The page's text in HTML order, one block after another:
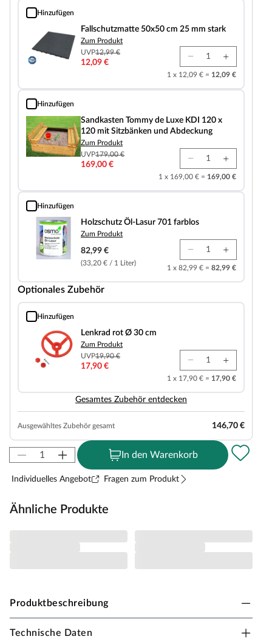
Hinzufügen
Fallschutzmatte 50x50 cm 25 mm stark
Fallschutzmatte 50x50 cm 25 mm stark
Zum Produkt
UVP12,99 €
12,09 €
1 x 12,09 € = 12,09 €
Hinzufügen
Sandkasten Tommy de Luxe KDI 120 x 120 mit Sitzbänken und Abdeckung
Sandkasten Tommy de Luxe KDI 120 x
120 mit Sitzbänken und Abdeckung
Zum Produkt
UVP179,00 €
169,00 €
1 x 169,00 € = 169,00 €
Hinzufügen
Holzschutz Öl-Lasur 701 farblos
Holzschutz Öl-Lasur 701 farblos
Zum Produkt
82,99 €
(33,20 € / 1 Liter)
1 x 82,99 € = 82,99 €
Optionales Zubehör
Hinzufügen
Lenkrad rot Ø 30 cm
Lenkrad rot Ø 30 cm
Zum Produkt
UVP19,90 €
17,90 €
1 x 17,90 € = 17,90 €
Gesamtes Zubehör entdecken
Ausgewähltes Zubehör gesamt 146,70 €
In den Warenkorb
Individuelles Angebot Fragen zum Produkt
Ähnliche Produkte
Produktbeschreibung
Belladoor Stelzenhaus "CLASSIC Leon"
Technische Daten